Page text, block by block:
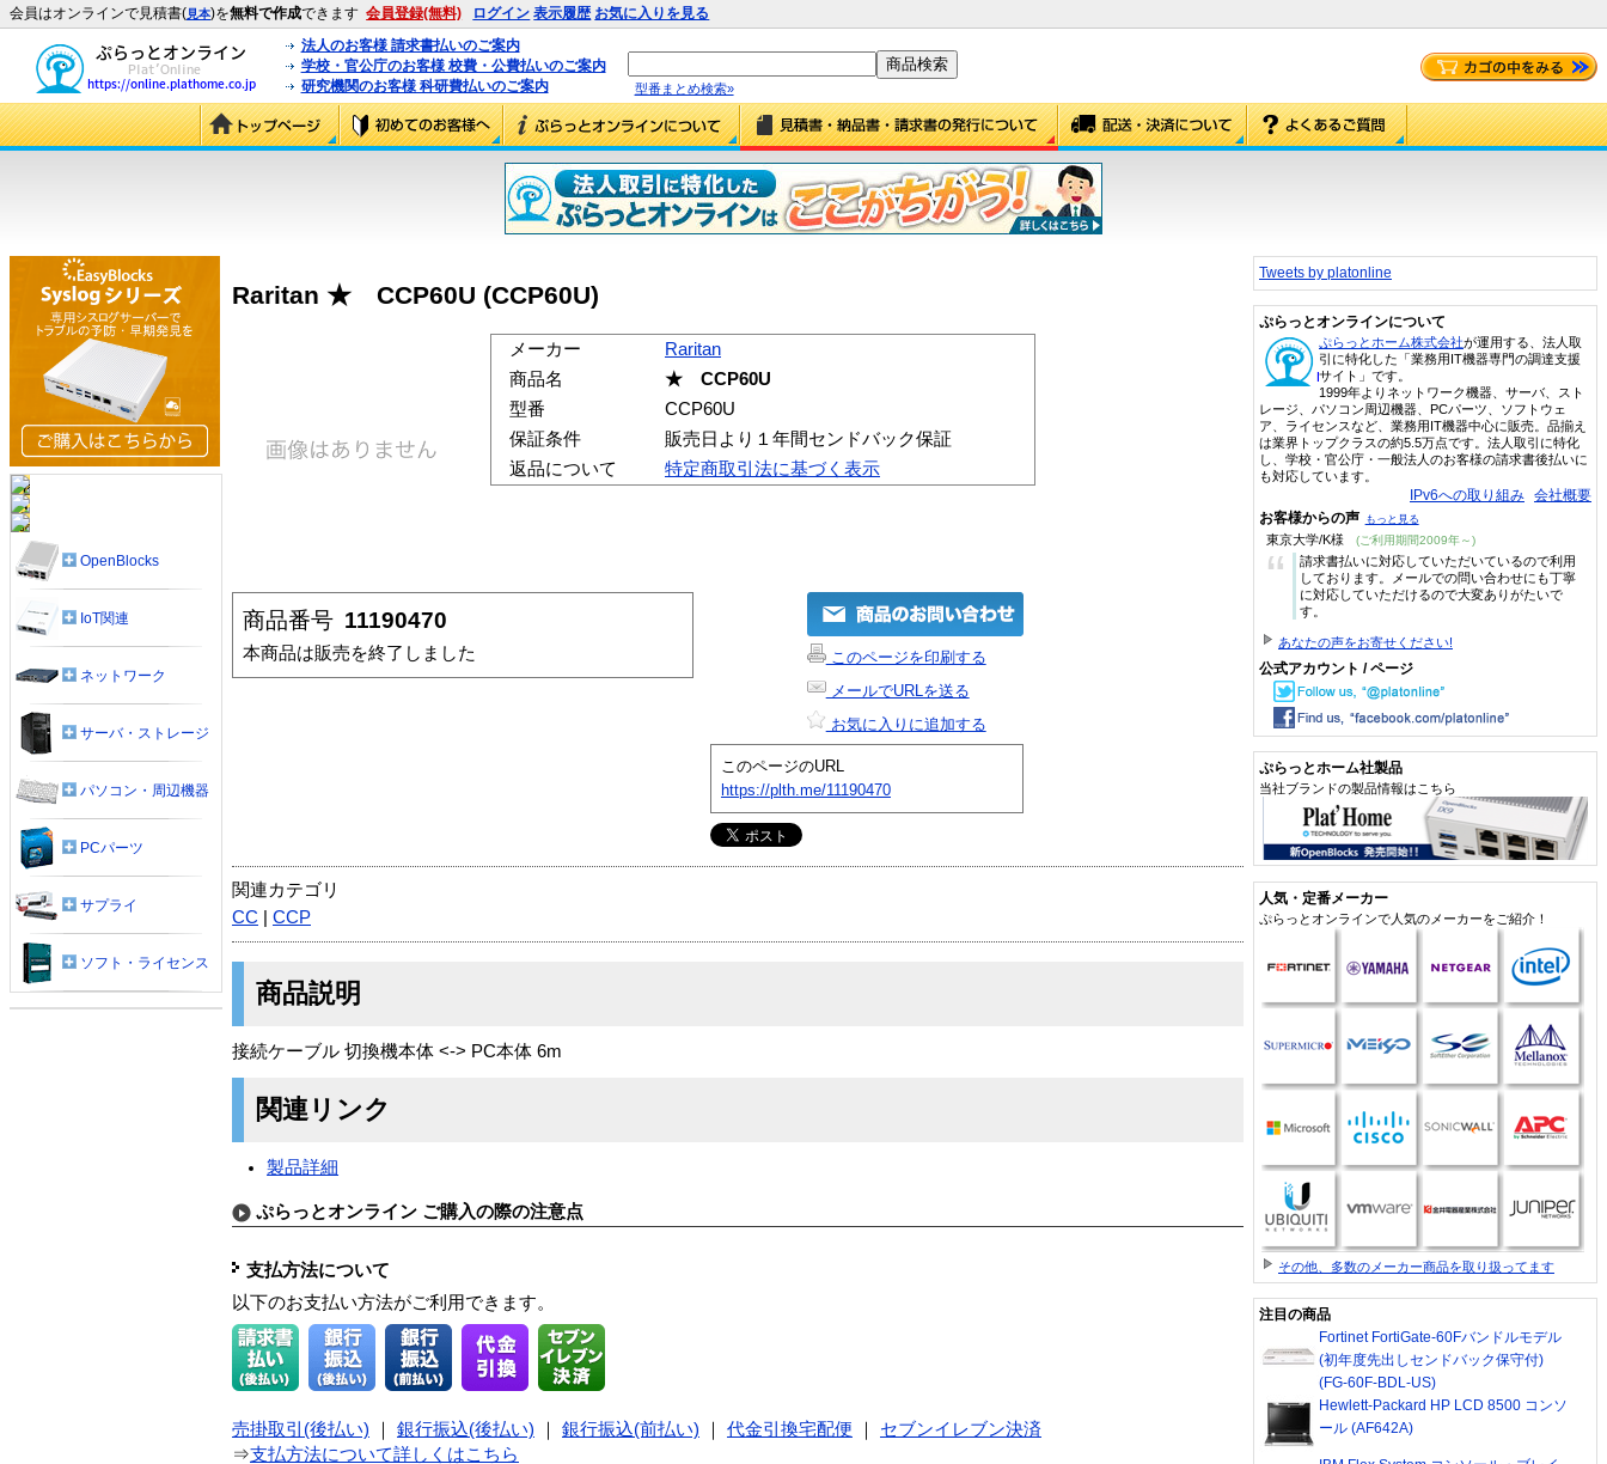
会員はオンラインで見積書(見本)を無料で作成できます 会員登録(無料) ログイン 表示履歴 お気に入りを見る
法人のお客様 請求書払いのご案内
学校・官公庁のお客様 校費・公費払いのご案内
研究機関のお客様 科研費払いのご案内
型番まとめ検索»
Raritan ★ CCP60U (CCP60U)
メーカー
Raritan
商品名
★ CCP60U
型番
CCP60U
保証条件
販売日より１年間センドバック保証
返品について
特定商取引法に基づく表示
商品番号 11190470
本商品は販売を終了しました
このページを印刷する
メールでURLを送る
お気に入りに追加する
このページのURL
https://plth.me/11190470
関連カテゴリ
CC
CCP
商品説明
接続ケーブル 切換機本体 <-> PC本体 6m
関連リンク
製品詳細
ぷらっとオンライン ご購入の際の注意点
支払方法について
以下のお支払い方法がご利用できます。
売掛取引(後払い) 銀行振込(後払い) 銀行振込(前払い) 代金引換宅配便
セブンイレブン決済
⇒支払方法について詳しくはこちら
OpenBlocks
IoT関連
ネットワーク
サーバ・ストレージ
パソコン・周辺機器
PCパーツ
サプライ
ソフト・ライセンス
Tweets by platonline
ぷらっとオンラインについて
ぷらっとホーム株式会社が運用する、法人取
引に特化した「業務用IT機器専門の調達支援
サイト」です。
1999年よりネットワーク機器、サーバ、スト
レージ、パソコン周辺機器、PCパーツ、ソフトウェ
ア、ライセンスなど、業務用IT機器中心に販売。品揃え
は業界トップクラスの約5.5万点です。法人取引に特化
し、学校・官公庁・一般法人のお客様の請求書後払いに
も対応しています。
IPv6への取り組み 会社概要
お客様からの声 もっと見る
東京大学/K様 (ご利用期間2009年～)
“
請求書払いに対応していただいているので利用
しております。メールでの問い合わせにも丁寧
に対応していただけるので大変ありがたいで
す。
あなたの声をお寄せください!
公式アカウント / ページ
ぷらっとホーム社製品
当社ブランドの製品情報はこちら
人気・定番メーカー
ぷらっとオンラインで人気のメーカーをご紹介！
その他、多数のメーカー商品を取り扱ってます
注目の商品
Fortinet FortiGate-60Fバンドルモデル
(初年度先出しセンドバック保守付)
(FG-60F-BDL-US)
Hewlett-Packard HP LCD 8500 コンソ
ール (AF642A)